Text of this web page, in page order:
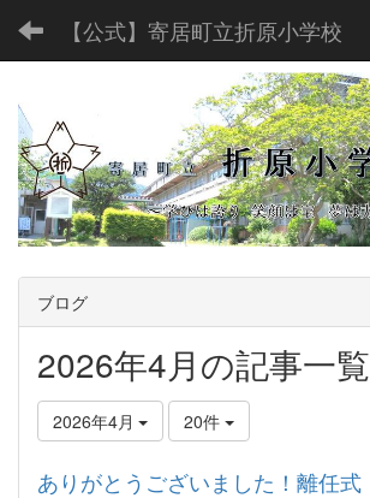
【公式】寄居町立折原小学校
ブログ
2026年4月の記事一覧
2026年4月 20件
ありがとうございました！離任式